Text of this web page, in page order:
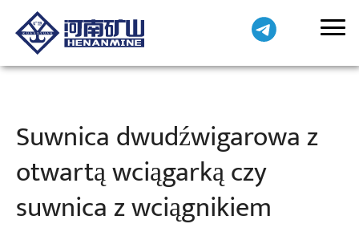
Suwnica dwudźwigarowa z
otwartą wciągarką czy
suwnica z wciągnikiem